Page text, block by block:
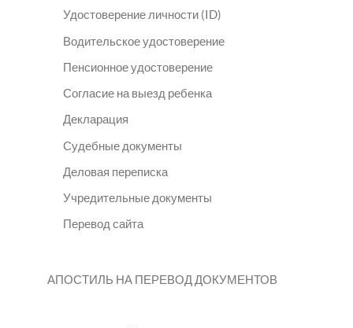
Удостоверение личности (ID)
Водительское удостоверение
Пенсионное удостоверение
Согласие на выезд ребенка
Декларация
Судебные документы
Деловая переписка
Учредительные документы
Перевод сайта
АПОСТИЛЬ НА ПЕРЕВОД ДОКУМЕНТОВ